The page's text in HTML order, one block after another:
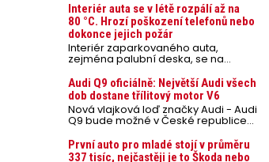
Interiér auta se v létě rozpálí až na
80 °C. Hrozí poškození telefonů nebo
dokonce jejich požár
Interiér zaparkovaného auta,
zejména palubní deska, se na
přímém slunci může během letních
veder rozpálit až na 80 °C. Takové
teploty představují nebezpečí pro
odložené mobilní telefony,
powerbanky nebo notebooky. Můžou
urychlit stárnutí baterií, poškodit
případech i zvýšit riziko požáru.
Audi Q9 oficiálně: Největší Audi všech
dob dostane třílitový motor V6
Nová vlajková loď značky Audi - Audi
Q9 bude možné v České republice
objednávat od prvního srpnového
týdne 2026, kde budou oznámeny
také české ceny.
První auto pro mladé stojí v průměru
337 tisíc, nejčastěji je to Škoda nebo